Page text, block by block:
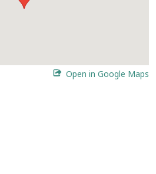
Open in Google Maps